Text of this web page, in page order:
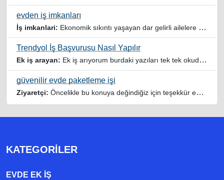
evden iş imkanları
İş imkanlari: Ekonomik sıkıntı yaşayan dar gelirli ailelere özellikle evde iş imkanı sağlayan bu durumdan istifade eden ev hanımlarına büyük bir nimet çalışmak ev Ekonomisine benim gibi destek olmak isteyenler sağlam güvenilir sitelere rağbet etsin her ilan yada reklam doğru adres olmayabiliyor arkadaşlar, bu alanda bize yol gösteren yardımcı olan doğru şekilde yönlendiren sayfaya teşekkür ederim elinize emeklerine sağlık
Trendyol İş Başvurusu Nasıl Yapılır
Ek iş arayan: Ek iş arıyorum burdaki yazıları tek tek okudum faydalı iş imkanları var tsk let
güvenilir evde paketleme işi
Ziyaretçi: Öncelikle bu konuya değindiğiz için teşekkür ederim maalesef bu tarzda yazılarla inanıp aldanan ve dolandirilan insanlar oluyor, o yüzden bu sektörlerde işini hakkıyla yapan siteler ve sayfalara itibar edilmeli,üç beş demeden ek gelir ile evine destek olmayan iyi niyetli insanlarında iyi niyetleri suistimal edilmemeli,sayfanızın geniş kitlelere doğru ve gerçek adresten ulaşması temennisiyle kolaylıklar dilerim..
KATEGORILER
EVDE EK IŞ